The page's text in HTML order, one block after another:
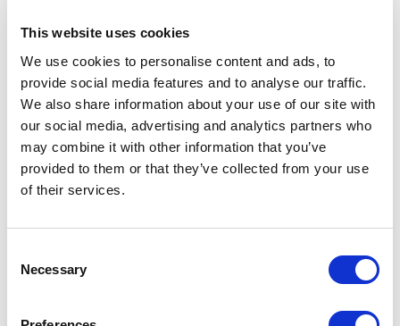
This website uses cookies
We use cookies to personalise content and ads, to
provide social media features and to analyse our traffic.
We also share information about your use of our site with
our social media, advertising and analytics partners who
may combine it with other information that you’ve
provided to them or that they’ve collected from your use
of their services.
Selection
Necessary
4 formatgets o 2 cullerades de formatge Philadelphia
2 cullerades d’oli d’oliva verge extra
Sal
Instruccions:
Posem una olla al foc amb una quantitat de 5 gots d’aigua
Tallem la rodanxa de carbassa per la meitat, la pelem i la tallem en
Pelem i tallem la pastanaga en rodanxes d’un centímetre